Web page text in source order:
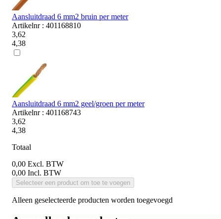
Aansluitdraad 6 mm2 bruin per meter
Artikelnr : 401168810
3,62
4,38
Aansluitdraad 6 mm2 geel/groen per meter
Artikelnr : 401168743
3,62
4,38
Totaal
0,00 Excl. BTW
0,00 Incl. BTW
Selecteer een product om toe te voegen
Alleen geselecteerde producten worden toegevoegd